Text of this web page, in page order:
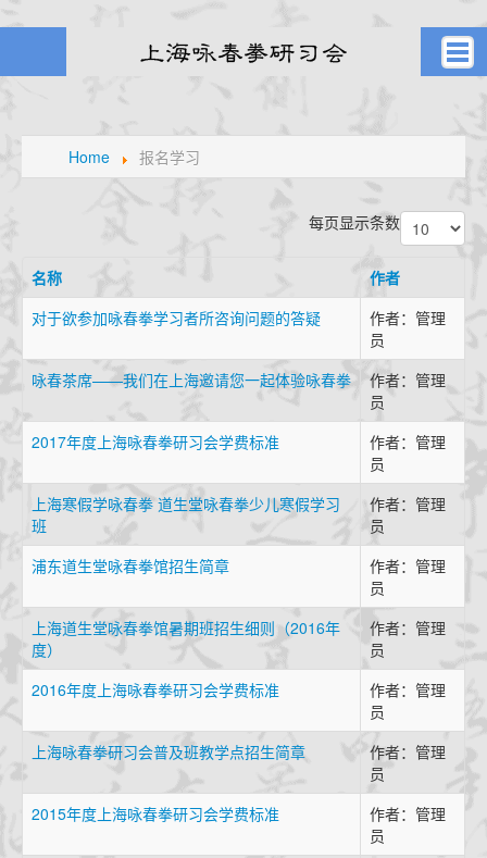
武者之风
新闻旧闻
武林掌故
高手点拨
名家论拳
视频课堂
咏春拳经
档案查询
学员档案
拳馆认证
报名学习
招生简章
Home 报名学习
每页显示条数
名称
作者
对于欲参加咏春拳学习者所咨询问题的答疑
作者：管理
员
咏春茶席——我们在上海邀请您一起体验咏春拳
作者：管理
员
2017年度上海咏春拳研习会学费标准
作者：管理
员
上海寒假学咏春拳 道生堂咏春拳少儿寒假学习
班
作者：管理
员
浦东道生堂咏春拳馆招生简章
作者：管理
员
上海道生堂咏春拳馆暑期班招生细则（2016年
度）
作者：管理
员
2016年度上海咏春拳研习会学费标准
作者：管理
员
上海咏春拳研习会普及班教学点招生简章
作者：管理
员
2015年度上海咏春拳研习会学费标准
作者：管理
员